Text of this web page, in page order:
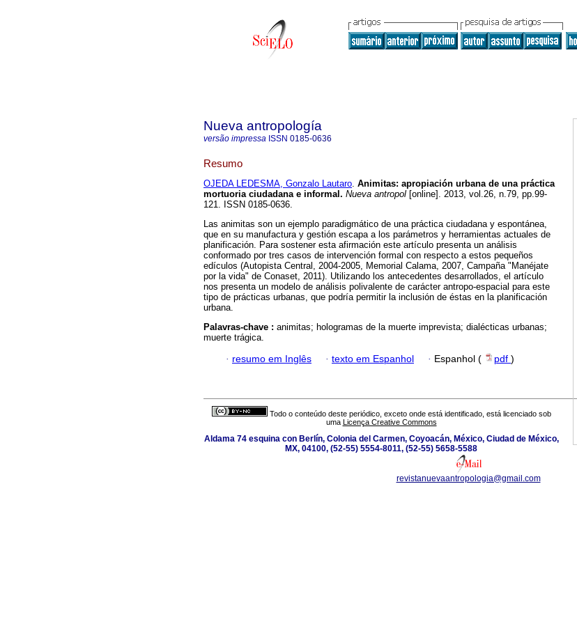
Nueva antropología
versão impressa ISSN 0185-0636
Resumo
OJEDA LEDESMA, Gonzalo Lautaro. Animitas: apropiación urbana de una práctica
mortuoria ciudadana e informal . Nueva antropol [online]. 2013, vol.26, n.79, pp.99-
121. ISSN 0185-0636.
Las animitas son un ejemplo paradigmático de una práctica ciudadana y espontánea,
que en su manufactura y gestión escapa a los parámetros y herramientas actuales de
planificación. Para sostener esta afirmación este artículo presenta un análisis
conformado por tres casos de intervención formal con respecto a estos pequeños
edículos (Autopista Central, 2004-2005, Memorial Calama, 2007, Campaña "Manéjate
por la vida" de Conaset, 2011). Utilizando los antecedentes desarrollados, el artículo
nos presenta un modelo de análisis polivalente de carácter antropo-espacial para este
tipo de prácticas urbanas, que podría permitir la inclusión de éstas en la planificación
urbana.
Palavras-chave : animitas; hologramas de la muerte imprevista; dialécticas urbanas;
muerte trágica.
· resumo em Inglês · texto em Espanhol · Espanhol ( pdf )
Todo o conteúdo deste periódico, exceto onde está identificado, está licenciado sob
uma Licença Creative Commons
Aldama 74 esquina con Berlín, Colonia del Carmen, Coyoacán, México, Ciudad de México,
MX, 04100, (52-55) 5554-8011, (52-55) 5658-5588
revistanuevaantropologia@gmail.com